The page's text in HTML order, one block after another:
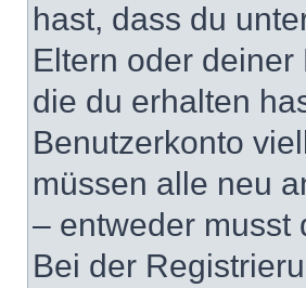
hast, dass du
Eltern oder
die du erhalten
Benutzerkonto
müssen alle neu
– entweder musst
Bei der